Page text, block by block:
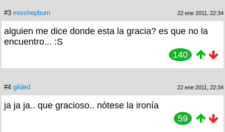
#3 misshepburn 22 ene 2011, 22:34
alguien me dice donde esta la gracia? es que no la
encuentro... :S
140
#4 gilded 22 ene 2011, 22:34
ja ja ja.. que gracioso.. nótese la ironía
59